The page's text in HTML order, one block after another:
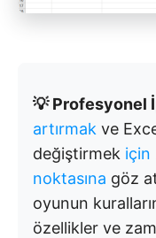
💡 Profesyonel
artırmak ve
değiştirmek için
noktasına göz
oyunun
özellikler ve